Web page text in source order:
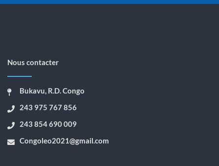
Nous contacter
Bukavu, R.D. Congo
243 975 767 856
243 854 690 009
Congoleo2021@gmail.com